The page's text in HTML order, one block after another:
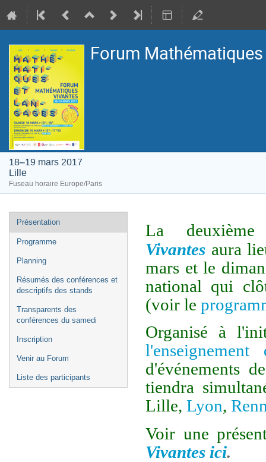
Forum
18–19 mars 2017
Lille
Fuseau horaire Europe/Paris
Menu
de
l'événement
Présentation
Programme
Planning
Résumés des conférences et
descriptifs des stands
Transparents des
conférences du samedi
Inscription
Venir au Forum
Liste des participants
La
Vivantes aura
mars et le
national qui
(voir le
Organisé à
l'enseignement
d'événements
tiendra
Lille, Lyon,
Voir une
Vivantes ici.